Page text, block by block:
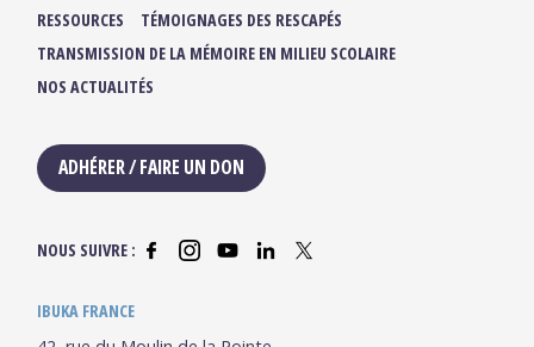
RESSOURCES
TÉMOIGNAGES DES RESCAPÉS
TRANSMISSION DE LA MÉMOIRE EN MILIEU SCOLAIRE
NOS ACTUALITÉS
ADHÉRER / FAIRE UN DON
NOUS SUIVRE :
IBUKA FRANCE